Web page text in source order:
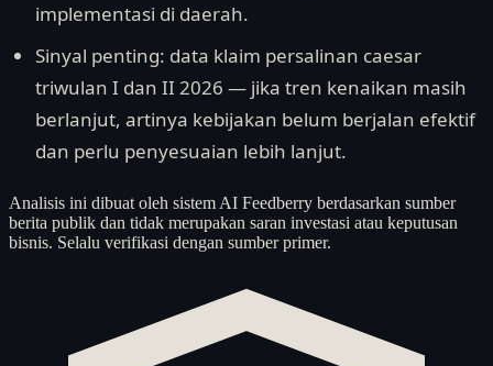
implementasi di daerah.
Sinyal penting: data klaim persalinan caesar
triwulan I dan II 2026 — jika tren kenaikan masih
berlanjut, artinya kebijakan belum berjalan efektif
dan perlu penyesuaian lebih lanjut.
Analisis ini dibuat oleh sistem AI Feedberry berdasarkan sumber
berita publik dan tidak merupakan saran investasi atau keputusan
bisnis. Selalu verifikasi dengan sumber primer.